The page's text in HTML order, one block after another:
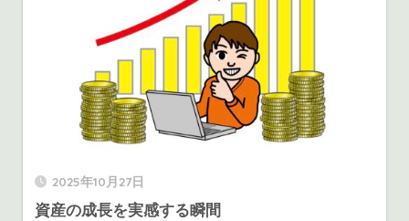
2025年10月27日
資産の成長を実感する瞬間